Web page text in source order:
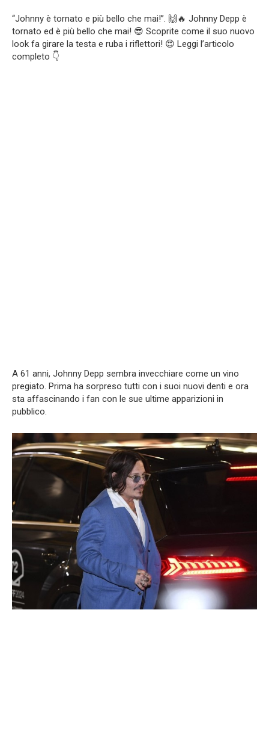
“Johnny è tornato e più bello che mai!”. 🙌🔥 Johnny Depp è
tornato ed è più bello che mai! 😎 Scoprite come il suo nuovo
look fa girare la testa e ruba i riflettori! 😍 Leggi l’articolo
completo 👇
A 61 anni, Johnny Depp sembra invecchiare come un vino
pregiato. Prima ha sorpreso tutti con i suoi nuovi denti e ora
sta affascinando i fan con le sue ultime apparizioni in
pubblico.